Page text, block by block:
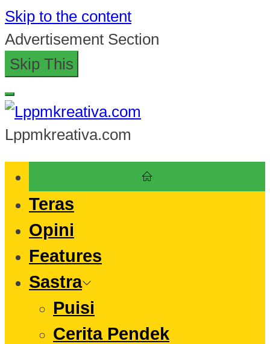
Skip to the content
Advertisement Section
Skip This
Lppmkreativa.com
Teras
Opini
Features
Sastra
Puisi
Cerita Pendek